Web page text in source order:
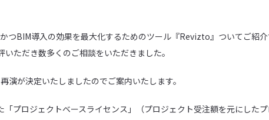
つBIM導入の効果を最大化するためのツール『Revizto』ついてご紹
ただき数多くのご相談をいただきました。
演が決定いたしましたのでご案内いたします。
プロジェクトベースライセンス」（プロジェクト受注額を元にした